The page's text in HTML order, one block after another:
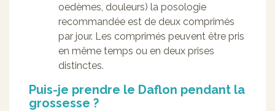
oedèmes, douleurs) la posologie
recommandée est de deux comprimés
par jour. Les comprimés peuvent être pris
en même temps ou en deux prises
distinctes.
Puis-je prendre le Daflon pendant la
grossesse ?